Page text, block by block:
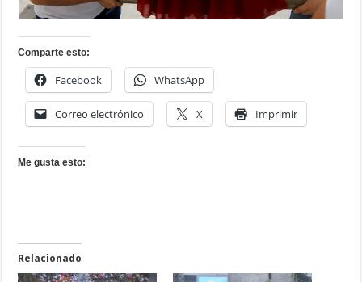
Comparte esto:
Facebook WhatsApp
Correo electrónico X Imprimir
Me gusta esto:
Relacionado